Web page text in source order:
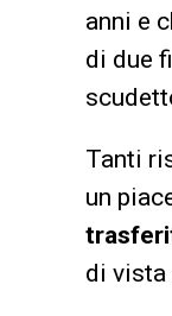
anni e
di due
Tanti
un
di vista